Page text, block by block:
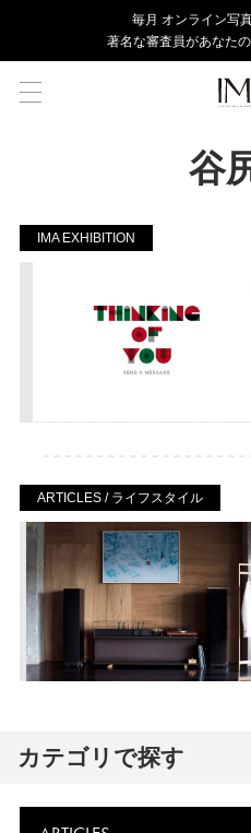
毎⽉ オンライン写
著名な審査員があなた
谷
IMA EXHIBITION
ARTICLES / ライフスタイル
カテゴリで探す